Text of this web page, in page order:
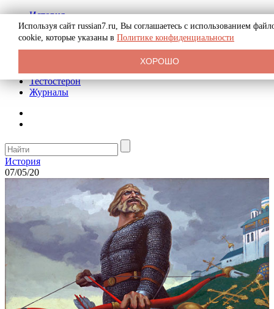
История
Биография
Криминал
Реклама на сайте
Тестостерон
Журналы
История
07/05/20
Используя сайт russian7.ru, Вы соглашаетесь с использованием
cookie, которые указаны в Политике конфиденциальности
ХОРОШО